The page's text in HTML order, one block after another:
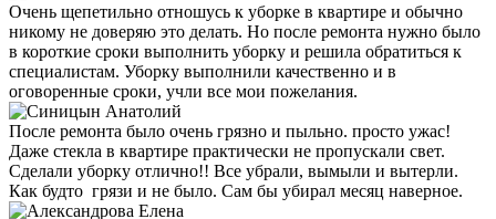
Очень щепетильно отношусь к уборке в квартире и обычно
никому не доверяю это делать. Но после ремонта нужно было
в короткие сроки выполнить уборку и решила обратиться к
специалистам. Уборку выполнили качественно и в
оговоренные сроки, учли все мои пожелания.
После ремонта было очень грязно и пыльно. просто ужас!
Даже стекла в квартире практически не пропускали свет.
Сделали уборку отлично!! Все убрали, вымыли и вытерли.
Как будто грязи и не было. Сам бы убирал месяц наверное.